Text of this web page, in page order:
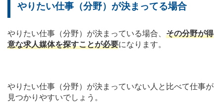
やりたい仕事（分野）が決まってる場合
やりたい仕事（分野）が決まっている場合、 その分野が得
意な求人媒体を探すことが必要になります。
やりたい仕事（分野）が決まっていない人と比べて仕事が
見つかりやすいでしょう。